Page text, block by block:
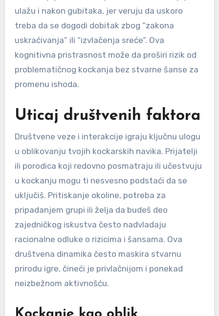
ulažu i nakon gubitaka, jer veruju da uskoro
treba da se dogodi dobitak zbog “zakona
uskraćivanja” ili “izvlačenja sreće”. Ova
kognitivna pristrasnost može da proširi rizik od
problematičnog kockanja bez stvarne šanse za
promenu ishoda.
Uticaj društvenih faktora
Društvene veze i interakcije igraju ključnu ulogu
u oblikovanju tvojih kockarskih navika. Prijatelji
ili porodica koji redovno posmatraju ili učestvuju
u kockanju mogu ti nesvesno podstaći da se
uključiš. Pritiskanje okoline, potreba za
pripadanjem grupi ili želja da budeš deo
zajedničkog iskustva često nadvladaju
racionalne odluke o rizicima i šansama. Ova
društvena dinamika često maskira stvarnu
prirodu igre, čineći je privlačnijom i ponekad
neizbežnom aktivnošću.